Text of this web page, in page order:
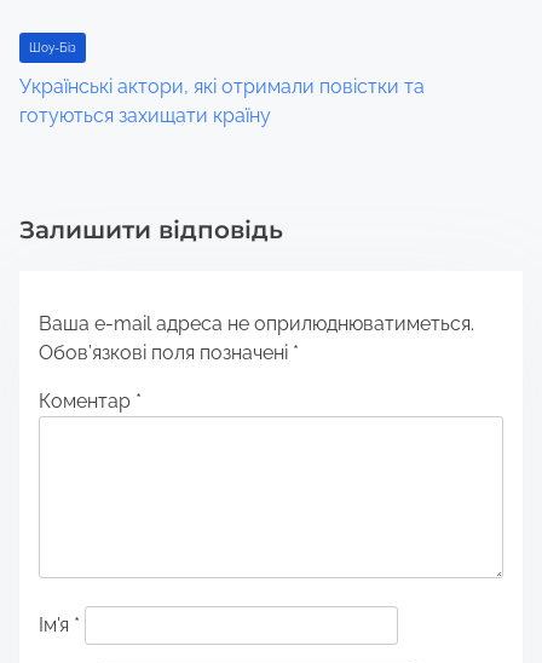
Шоу-Біз
Українські актори, які отримали повістки та
готуються захищати країну
Залишити відповідь
Ваша e-mail адреса не оприлюднюватиметься.
Обов’язкові поля позначені *
Коментар *
Ім'я *